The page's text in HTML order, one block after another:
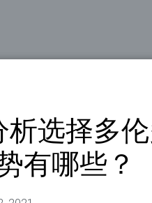
选择多
有哪些？